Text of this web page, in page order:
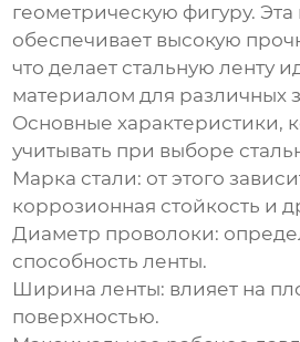
геометрическую фигуру. Эта
обеспечивает высокую
что делает стальную ленту
материалом для различных
Основные характеристики,
учитывать при выборе
Марка стали: от этого
коррозионная стойкость и
Диаметр проволоки:
способность ленты.
Ширина ленты: влияет на
поверхностью.